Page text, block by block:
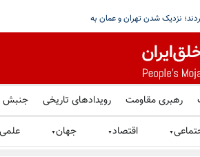
رهبری مقاومت رویدادهای تاریخی جنبش
▼ اقتصاد▼ جهان▼